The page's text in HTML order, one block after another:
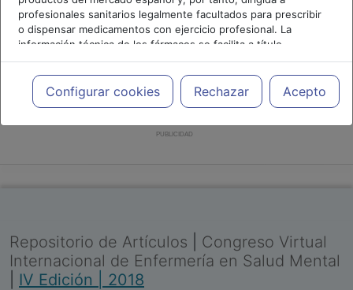
profesionales sanitarios legalmente facultados para prescribir
o dispensar medicamentos con ejercicio profesional. La
información técnica de los fármacos se facilita a título
meramente informativo, siendo responsabilidad de los
profesionales facultados prescribir medicamentos y decidir, en
cada caso concreto, el tratamiento más adecuado a las
necesidades del paciente.
Configurar cookies Rechazar Acepto
PUBLICIDAD
Repositorio de Artículos
Congreso Virtual
Internacional de Enfermería en Salud Mental
IV Edición | 2018